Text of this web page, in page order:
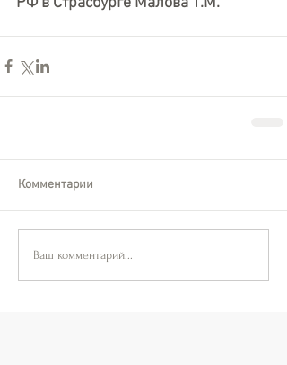
Комментарии
Ваш комментарий...